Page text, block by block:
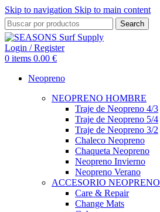
Skip to navigation Skip to main content
Search
Login / Register
0 items 0.00 €
Neopreno
NEOPRENO HOMBRE
Traje de Neopreno 4/3
Traje de Neopreno 5/4
Traje de Neopreno 3/2
Chaleco Neopreno
Chaqueta Neopreno
Neopreno Invierno
Neopreno Verano
ACCESORIO NEOPRENO
Care & Repair
Change Mats